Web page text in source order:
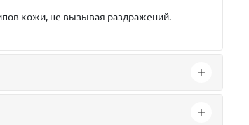
кожи, не вызывая раздражений.